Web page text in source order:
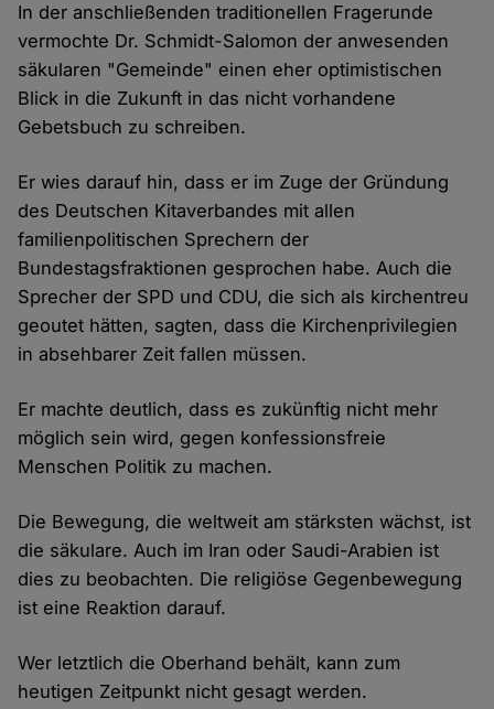
In der anschließenden traditionellen Fragerunde
vermochte Dr. Schmidt-Salomon der anwesenden
säkularen "Gemeinde" einen eher optimistischen
Blick in die Zukunft in das nicht vorhandene
Gebetsbuch zu schreiben.
Er wies darauf hin, dass er im Zuge der Gründung
des Deutschen Kitaverbandes mit allen
familienpolitischen Sprechern der
Bundestagsfraktionen gesprochen habe. Auch die
Sprecher der SPD und CDU, die sich als kirchentreu
geoutet hätten, sagten, dass die Kirchenprivilegien
in absehbarer Zeit fallen müssen.
Er machte deutlich, dass es zukünftig nicht mehr
möglich sein wird, gegen konfessionsfreie
Menschen Politik zu machen.
Die Bewegung, die weltweit am stärksten wächst, ist
die säkulare. Auch im Iran oder Saudi-Arabien ist
dies zu beobachten. Die religiöse Gegenbewegung
ist eine Reaktion darauf.
Wer letztlich die Oberhand behält, kann zum
heutigen Zeitpunkt nicht gesagt werden.